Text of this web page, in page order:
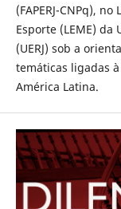
(FAPERJ-CNPq),
Esporte (LEME) da
(UERJ) sob a
temáticas ligadas
América Latina.